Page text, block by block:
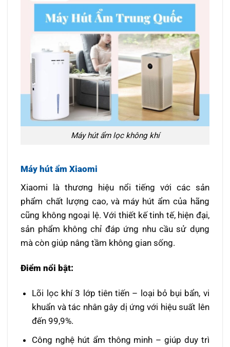
Máy hút ẩm lọc không khí
Máy hút ẩm Xiaomi
Xiaomi là thương hiệu nổi tiếng với các sản
phẩm chất lượng cao, và máy hút ẩm của hãng
cũng không ngoại lệ. Với thiết kế tinh tế, hiện đại,
sản phẩm không chỉ đáp ứng nhu cầu sử dụng
mà còn giúp nâng tầm không gian sống.
Điểm nổi bật:
Lõi lọc khí 3 lớp tiên tiến – loại bỏ bụi bẩn, vi
khuẩn và tác nhân gây dị ứng với hiệu suất lên
đến 99,9%.
Công nghệ hút ẩm thông minh – giúp duy trì